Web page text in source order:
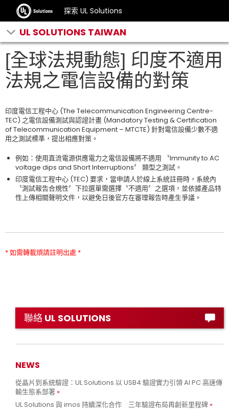
探索 UL Solutions
UL SOLUTIONS TAIWAN
[全球法規動態] 印度不適用
法規之電信設備的對策
印度電信工程中心 (The Telecommunication Engineering Centre-
TEC) 之電信設備測試與認證計畫 (Mandatory Testing & Certification
of Telecommunication Equipment – MTCTE) 針對電信設備少數不適
用之測試標準，提出相應對策。
例如：使用直流電源供應電力之電信設備將不適用 〝Immunity to AC
voltage dips and Short Interruptions〞 類型之測試。
印度電信工程中心 (TEC) 要求，當申請人於線上系統註冊時，系統內
〝測試報告合規性〞下拉選單需選擇〝不適用〞之選項，並依據產品特
性上傳相關聲明文件，以避免日後官方在審理報告時產生爭議。
* 如需轉載煩請註明出處 *
聯絡 UL SOLUTIONS
NEWS
從晶片到系統驗證：UL Solutions 以 USB4 驗證實力引領 AI PC 高速傳
輸生態系部署
UL Solutions 與 imos 持續深化合作 三年驗證布局再創新里程碑